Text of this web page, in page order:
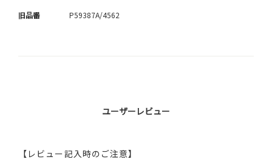
旧品番 P59387A/4562
ユーザーレビュー
【レビュー記入時のご注意】